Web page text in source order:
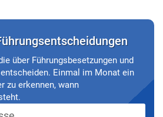
über Führungsbesetzungen und
Einmal im Monat ein
zu erkennen, wann